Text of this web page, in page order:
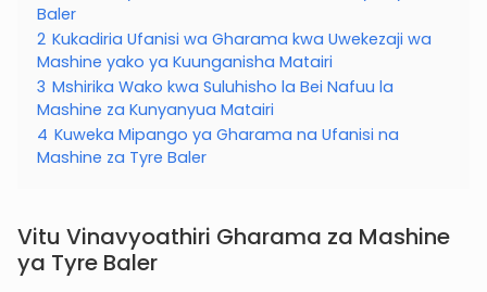
Baler
2 Kukadiria Ufanisi wa Gharama kwa Uwekezaji wa
Mashine yako ya Kuunganisha Matairi
3 Mshirika Wako kwa Suluhisho la Bei Nafuu la
Mashine za Kunyanyua Matairi
4 Kuweka Mipango ya Gharama na Ufanisi na
Mashine za Tyre Baler
Vitu Vinavyoathiri Gharama za Mashine
ya Tyre Baler